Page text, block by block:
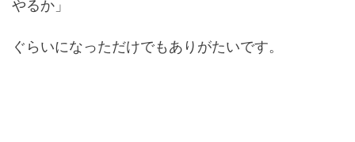
ぐらいになっただけでもありがたいです。